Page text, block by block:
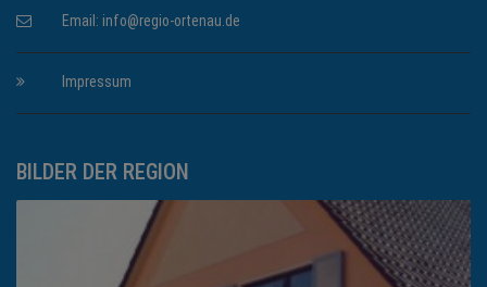
Email: info@regio-ortenau.de
Impressum
BILDER DER REGION